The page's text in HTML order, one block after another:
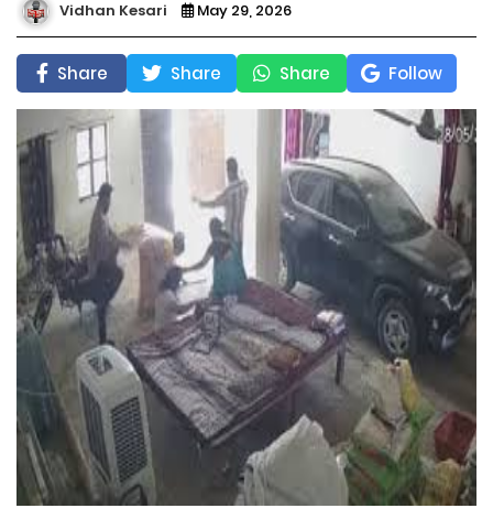
Vidhan Kesari May 29, 2026
Share Share Share Follow